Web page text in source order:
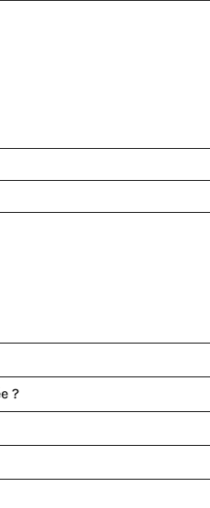
?